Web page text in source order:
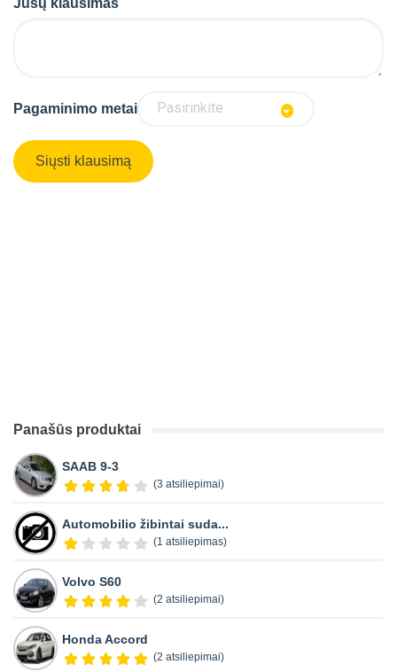
Jūsų klausimas
Pagaminimo metai Pasirinkite
Panašūs produktai
SAAB 9-3
(3 atsiliepimai)
Automobilio žibintai suda...
(1 atsiliepimas)
Volvo S60
(2 atsiliepimai)
Honda Accord
(2 atsiliepimai)